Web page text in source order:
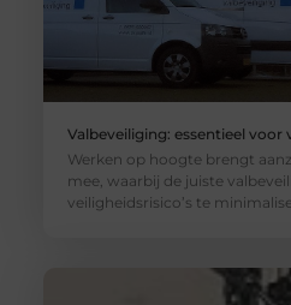
Valbeveiliging: essentieel
Werken op hoogte brengt
mee, waarbij de juiste
veiligheidsrisico’s te